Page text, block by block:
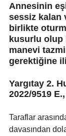
Annesinin
sessiz kalan
birlikte
kusurlu olup
manevi
gerektiğine
Yargıtay 2.
2022/9519
Taraflar
davasından